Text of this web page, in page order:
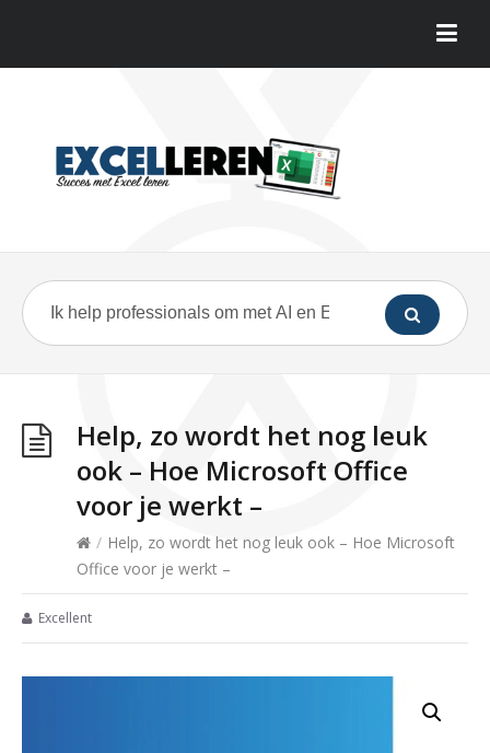
Help, zo wordt het nog leuk
ook – Hoe Microsoft Office
voor je werkt –
/ Help, zo wordt het nog leuk ook – Hoe Microsoft
Office voor je werkt –
Excellent